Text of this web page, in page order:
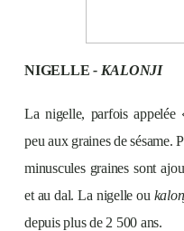
NIGELLE - KALONJI
La nigelle, parfois appelée
peu aux graines de sésame.
minuscules graines sont
et au dal. La nigelle ou
depuis plus de 2 500 ans.